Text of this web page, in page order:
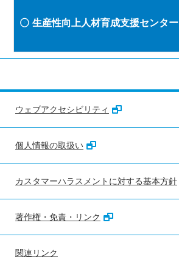
生産性向上人材育成支援センター
ウェブアクセシビリティ
個人情報の取扱い
カスタマーハラスメントに対する基本方針
著作権・免責・リンク
関連リンク